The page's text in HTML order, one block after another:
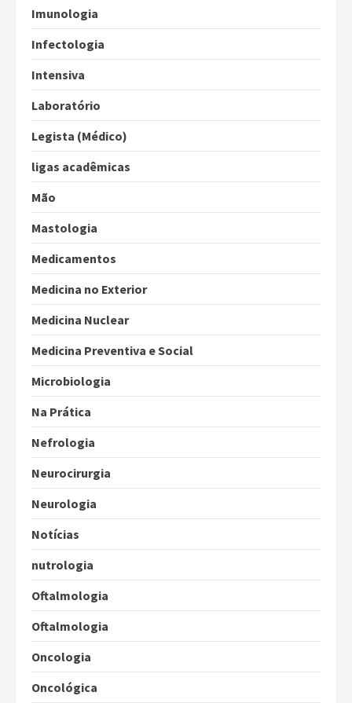
Imunologia
Infectologia
Intensiva
Laboratório
Legista (Médico)
ligas acadêmicas
Mão
Mastologia
Medicamentos
Medicina no Exterior
Medicina Nuclear
Medicina Preventiva e Social
Microbiologia
Na Prática
Nefrologia
Neurocirurgia
Neurologia
Notícias
nutrologia
Oftalmologia
Oftalmologia
Oncologia
Oncológica